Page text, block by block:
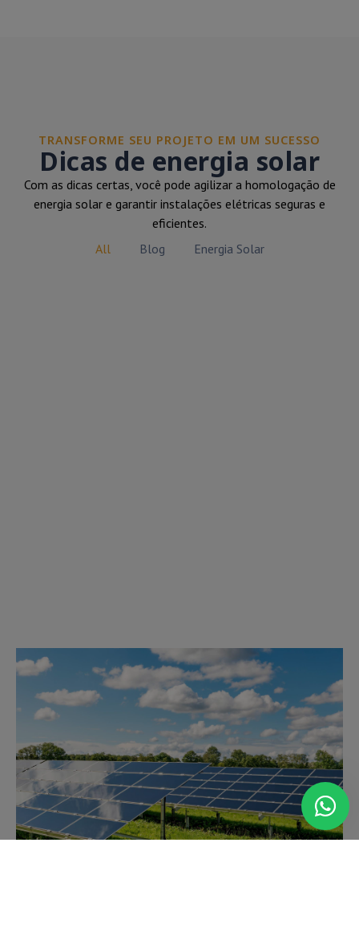
TRANSFORME SEU PROJETO EM UM SUCESSO
Dicas de energia solar
Com as dicas certas, você pode agilizar a homologação de
energia solar e garantir instalações elétricas seguras e
eficientes.
All
Blog Energia Solar